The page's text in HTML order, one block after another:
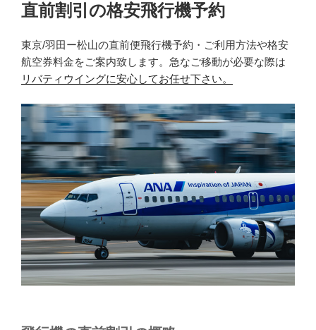
直前割引の格安飛行機予約
東京/羽田ー松山の直前便飛行機予約・ご利用方法や格安
航空券料金をご案内致します。急なご移動が必要な際は
リバティウイングに安心してお任せ下さい。